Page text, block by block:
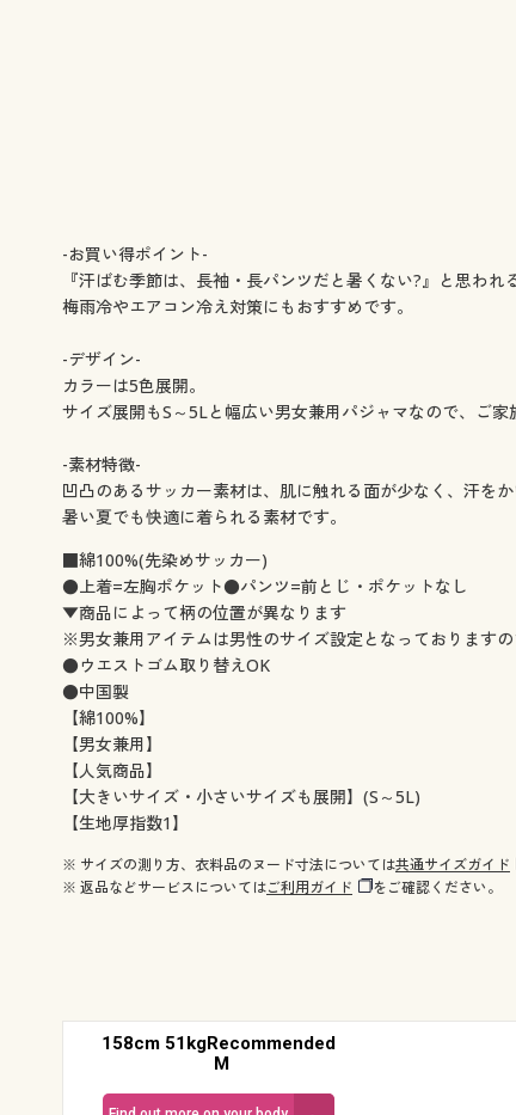
-お買い得ポイント-
『汗ばむ季節は、長袖・長パンツだと暑くない?』と思わ
梅雨冷やエアコン冷え対策にもおすすめです。
-デザイン-
カラーは5色展開。
サイズ展開もS～5Lと幅広い男女兼用パジャマなので、ご家
-素材特徴-
凹凸のあるサッカー素材は、肌に触れる面が少なく、汗を
暑い夏でも快適に着られる素材です。
■綿100%(先染めサッカー)
●上着=左胸ポケット●パンツ=前とじ・ポケットなし
▼商品によって柄の位置が異なります
※男女兼用アイテムは男性のサイズ設定となっております
●ウエストゴム取り替えOK
●中国製
【綿100%】
【男女兼用】
【人気商品】
【大きいサイズ・小さいサイズも展開】(S～5L)
【生地厚指数1】
※ サイズの測り方、衣料品のヌード寸法については共通サイズガイド
※ 返品などサービスについてはご利用ガイド をご確認ください。
158cm 51kgRecommended
M